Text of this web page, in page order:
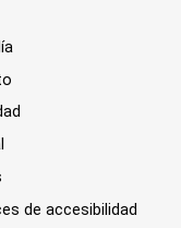
de accesibilidad